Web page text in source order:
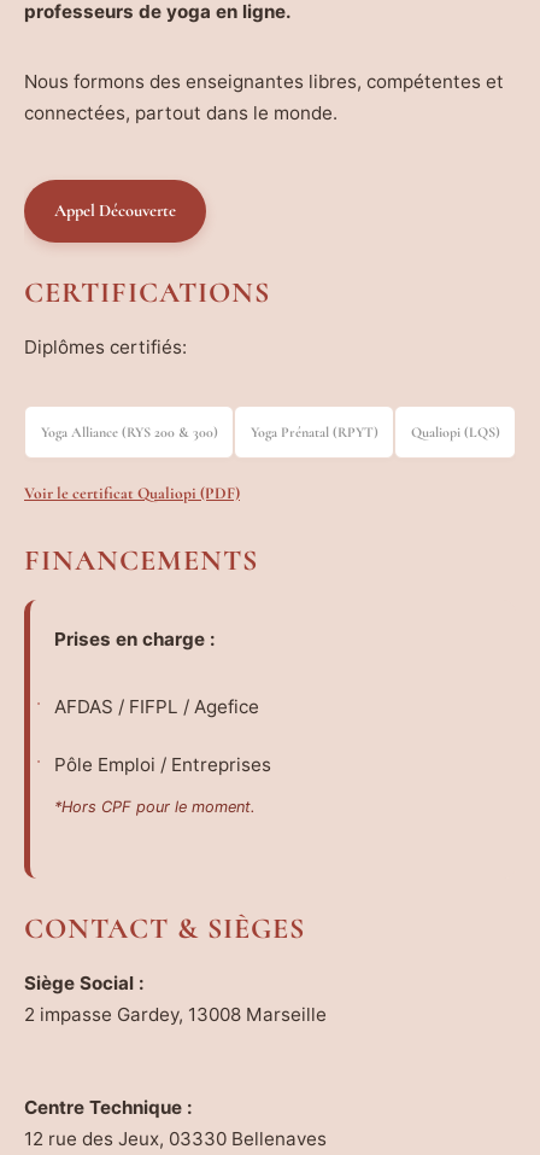
professeurs de yoga en ligne.
Nous formons des enseignantes libres, compétentes et
connectées, partout dans le monde.
Appel Découverte
CERTIFICATIONS
Diplômes certifiés:
Yoga Alliance (RYS 200 & 300) Yoga Prénatal (RPYT) Qualiopi (LQS)
Voir le certificat Qualiopi (PDF)
FINANCEMENTS
Prises en charge :
AFDAS / FIFPL / Agefice
Pôle Emploi / Entreprises
*Hors CPF pour le moment.
CONTACT & SIÈGES
Siège Social :
2 impasse Gardey, 13008 Marseille
Centre Technique :
12 rue des Jeux, 03330 Bellenaves